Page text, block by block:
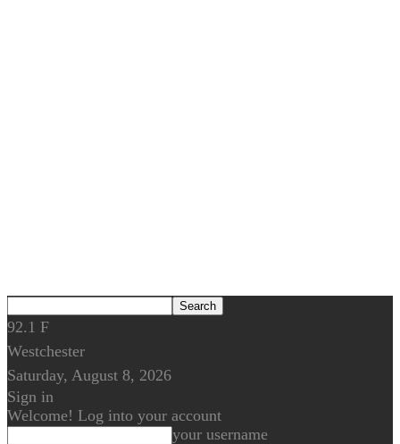
92.1 F
Westchester
Saturday, August 8, 2026
Sign in
Welcome! Log into your account
your username